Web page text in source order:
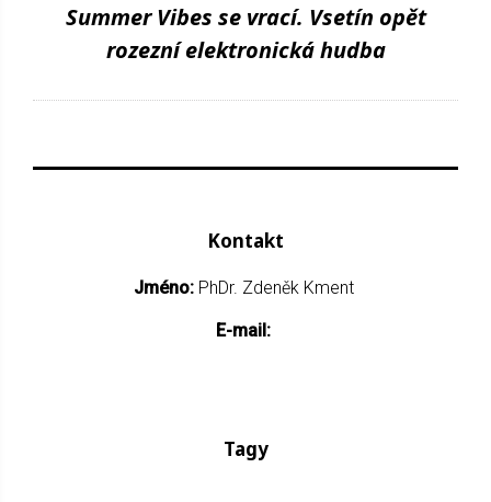
Summer Vibes se vrací. Vsetín opět
rozezní elektronická hudba
Kontakt
Jméno: PhDr. Zdeněk Kment
E-mail:
Tagy